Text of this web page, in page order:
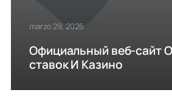
marzo 29, 2026
Официальный веб-сайт
ставок И Казино